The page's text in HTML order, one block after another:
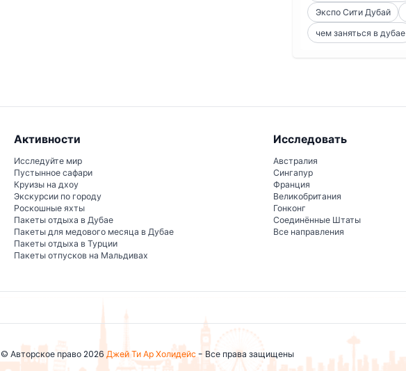
Экспо Сити Дубай
чем заняться в дубае
Активности
Исследуйте мир
Пустынное сафари
Круизы на дхоу
Экскурсии по городу
Роскошные яхты
Пакеты отдыха в Дубае
Пакеты для медового месяца в Дубае
Пакеты отдыха в Турции
Пакеты отпусков на Мальдивах
Исследовать
Австралия
Сингапур
Франция
Великобритания
Гонконг
Соединённые Штаты
Все направления
© Авторское право 2026 Джей Ти Ар Холидейс- Все права защищены